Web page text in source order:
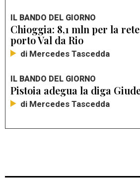
IL BANDO DEL GIORNO
Chioggia: 8,1 mln per la
porto Val da Rio
di Mercedes Tascedda
IL BANDO DEL GIORNO
Pistoia adegua la diga
di Mercedes Tascedda